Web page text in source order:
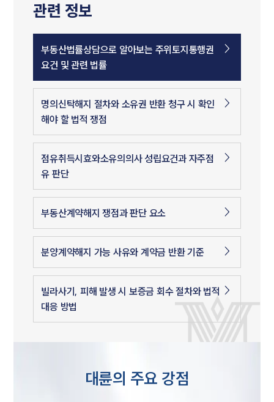
관련 정보
부동산법률상담으로 알아보는 주위토지통행권
요건 및 관련 법률
명의신탁해지 절차와 소유권 반환 청구 시 확인
해야 할 법적 쟁점
점유취득시효와소유의의사 성립요건과 자주점
유 판단
부동산계약해지 쟁점과 판단 요소
분양계약해지 가능 사유와 계약금 반환 기준
빌라사기, 피해 발생 시 보증금 회수 절차와 법적
대응 방법
대륜의 주요 강점